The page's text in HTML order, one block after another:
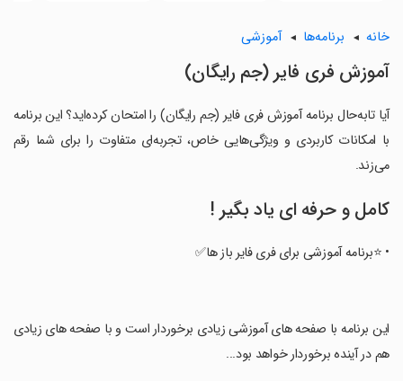
خانه برنامه‌ها آموزشی
آموزش فری فایر (جم رایگان)
آیا تابه‌حال برنامه آموزش فری فایر (جم رایگان) را امتحان کرده‌اید؟ این برنامه
با امکانات کاربردی و ویژگی‌هایی خاص، تجربه‌ای متفاوت را برای شما رقم
می‌زند.
کامل و حرفه ای یاد بگیر !
• ⭐برنامه آموزشی برای فری فایر باز ها✅
‏این برنامه با صفحه های آموزشی زیادی برخوردار است و با صفحه های زیادی
هم در آینده برخوردار خواهد بود...